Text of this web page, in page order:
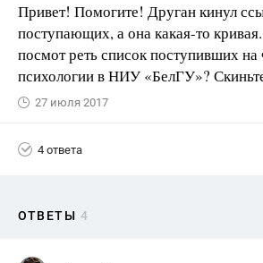
Привет! Помогите! Друган кинул
поступающих, а она какая-то
посмот реть список поступивших на
психологии в НИУ «БелГУ»?
27 июля 2017
4 ответа
ОТВЕТЫ 4